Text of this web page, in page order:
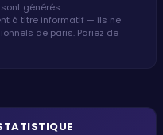
générés
à titre informatif — ils ne
de paris. Pariez de